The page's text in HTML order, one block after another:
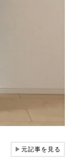
▶元記事を見る